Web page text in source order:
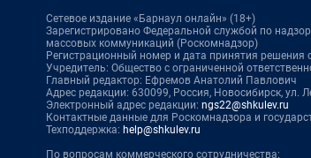
Сетевое издание «Барнаул онлайн» (18+)
Зарегистрировано Федеральной службой по
массовых коммуникаций (Роскомнадзор)
Регистрационный номер и дата принятия
Учредитель: Общество с ограниченной
Главный редактор: Ефремов Анатолий Павлович
Адрес редакции: 630099, Россия, Новосибирск, ул.
Электронный адрес редакции: ngs22@shkulev.ru
Контактные данные для Роскомнадзора и
Техподдержка: help@shkulev.ru
По вопросам коммерческого сотрудничества: